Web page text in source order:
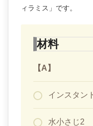
ィラミス」です。
材料
【A】
インスタン
水小さじ2